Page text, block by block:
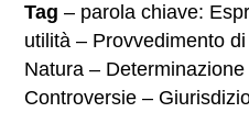
Tag – parola chiave:
utilità – Provvedimento
Natura –
Controversie –